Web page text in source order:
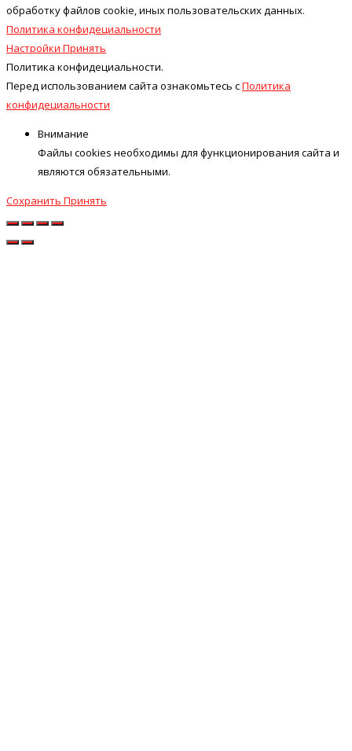
обработку файлов cookie, иных пользовательских данных.
Политика конфидециальности
Настройки Принять
Политика конфидециальности.
Перед использованием сайта ознакомьтесь сПолитика
конфидециальности
Внимание
Файлы cookies необходимы для функционирования сайта и
являются обязательными.
Сохранить Принять